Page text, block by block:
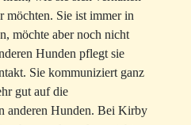
Sie ist immer in
möchte aber noch nicht
Hunden pflegt sie
Sie kommuniziert ganz
gut auf die
anderen Hunden. Bei Kirby